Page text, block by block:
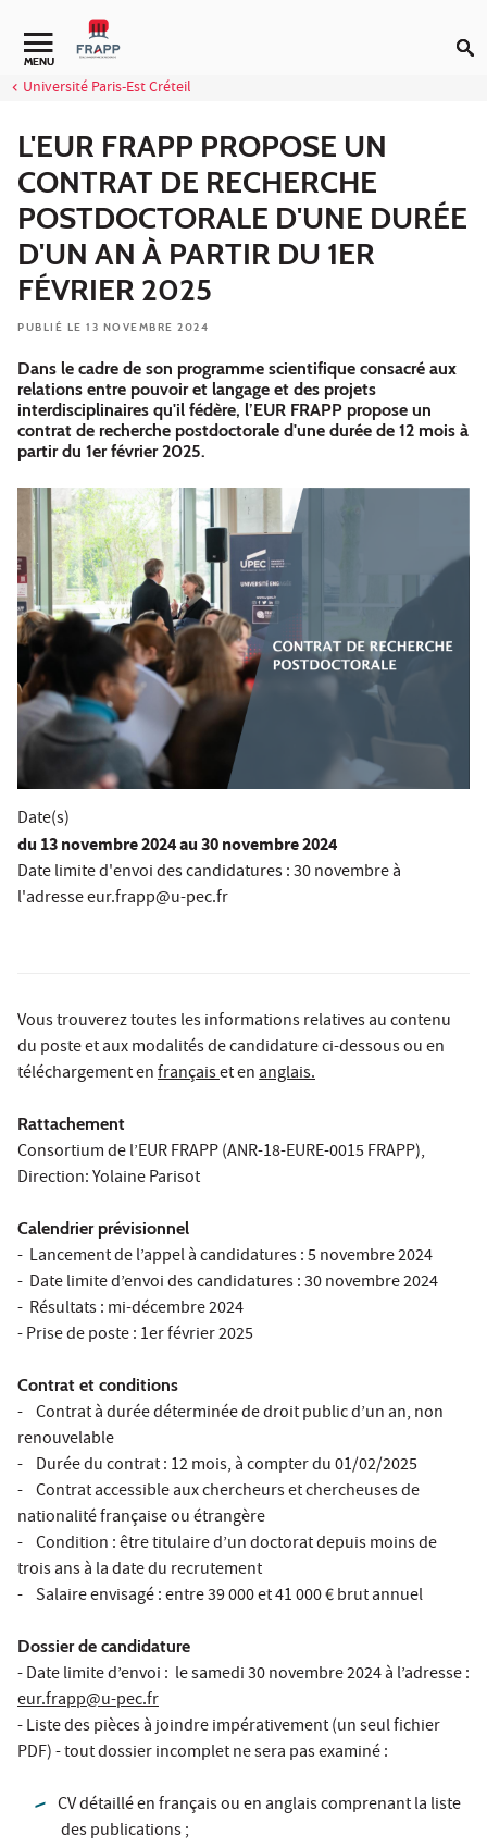
Aller au contenu
Navigation secondaire
MENU
Université Paris-Est Créteil
L'EUR FRAPP PROPOSE UN
CONTRAT DE RECHERCHE
POSTDOCTORALE D'UNE DURÉE
D'UN AN À PARTIR DU 1ER
FÉVRIER 2025
PUBLIÉ LE 13 NOVEMBRE 2024
Dans le cadre de son programme scientifique consacré aux
relations entre pouvoir et langage et des projets
interdisciplinaires qu'il fédère, l’EUR FRAPP propose un
contrat de recherche postdoctorale d'une durée de 12 mois à
partir du 1er février 2025.
Date(s)
du 13 novembre 2024au 30 novembre 2024
Date limite d'envoi des candidatures : 30 novembre à
l'adresse eur.frapp@u-pec.fr
Vous trouverez toutes les informations relatives au contenu
du poste et aux modalités de candidature ci-dessous ou en
téléchargement enfrançaiset enanglais.
Rattachement
Consortium de l’EUR FRAPP (ANR-18-EURE-0015 FRAPP),
Direction: Yolaine Parisot
Calendrier prévisionnel
- Lancement de l’appel à candidatures : 5 novembre 2024
- Date limite d’envoi des candidatures : 30 novembre 2024
- Résultats : mi-décembre 2024
- Prise de poste : 1er février 2025
Contrat et conditions
- Contrat à durée déterminée de droit public d’un an, non
renouvelable
- Durée du contrat : 12 mois, à compter du 01/02/2025
- Contrat accessible aux chercheurs et chercheuses de
nationalité française ou étrangère
- Condition : être titulaire d’un doctorat depuis moins de
trois ans à la date du recrutement
- Salaire envisagé : entre 39 000 et 41 000 € brut annuel
Dossier de candidature
- Date limite d’envoi : le samedi 30 novembre 2024 à l’adresse :
eur.frapp@u-pec.fr
- Liste des pièces à joindre impérativement (un seul fichier
PDF) - tout dossier incomplet ne sera pas examiné :
CV détaillé en français ou en anglais comprenant la liste
des publications ;